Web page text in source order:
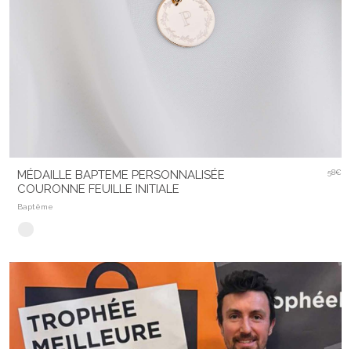
MÉDAILLE BAPTEME PERSONNALISÉE
COURONNE FEUILLE INITIALE
Baptême
58€